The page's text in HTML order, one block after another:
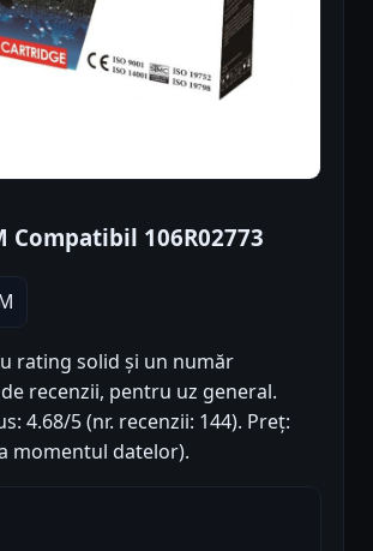
Compatibil 106R02773
rating solid și un număr
recenzii, pentru uz general.
4.68/5 (nr. recenzii: 144). Preț:
momentul datelor).